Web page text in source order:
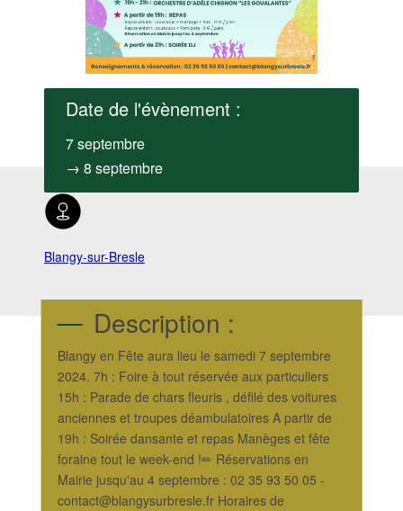
Date de l'évènement :
7 septembre
→ 8 septembre
Blangy-sur-Bresle
Description :
Blangy en Fête aura lieu le samedi 7 septembre
2024. 7h : Foire à tout réservée aux particuliers
15h : Parade de chars fleuris , défilé des voitures
anciennes et troupes déambulatoires A partir de
19h : Soirée dansante et repas Manèges et fête
foraine tout le week-end !✏ Réservations en
Mairie jusqu'au 4 septembre : 02 35 93 50 05 -
contact@blangysurbresle.fr Horaires de